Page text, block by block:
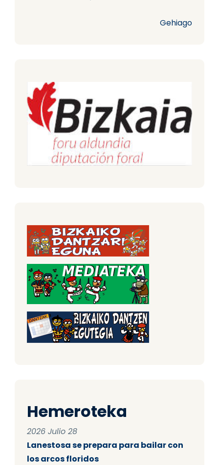
Gehiago
Hemeroteka
2026 Julio 28
Lanestosa se prepara para bailar con
los arcos floridos